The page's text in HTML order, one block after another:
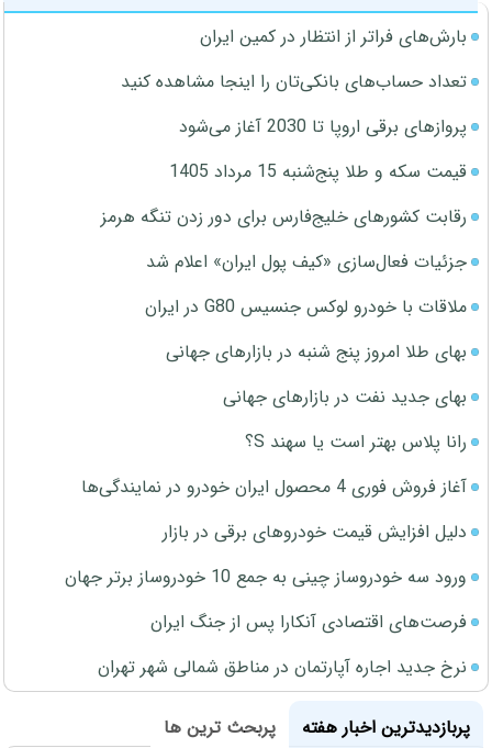
بارش‌های فراتر از انتظار در کمین ایران
تعداد حساب‌های بانکی‌تان را اینجا مشاهده کنید
پروازهای برقی اروپا تا 2030 آغاز می‌شود
قیمت سکه و طلا پنج‌شنبه 15 مرداد 1405
رقابت کشورهای خلیج‌فارس برای دور زدن تنگه هرمز
جزئیات فعال‌سازی «کیف پول ایران» اعلام شد
ملاقات با خودرو لوکس جنسیس G80 در ایران
بهای طلا امروز پنج شنبه در بازارهای جهانی
بهای جدید نفت در بازارهای جهانی
رانا پلاس بهتر است یا سهند S؟
آغاز فروش فوری 4 محصول ایران خودرو در نمایندگی‌ها
دلیل افزایش قیمت خودروهای برقی در بازار
ورود سه خودروساز چینی به جمع 10 خودروساز برتر جهان
فرصت‌های اقتصادی آنکارا پس از جنگ ایران
نرخ جدید اجاره آپارتمان در مناطق شمالی شهر تهران
پربازدیدترین اخبار هفته
پربحث ترین ها